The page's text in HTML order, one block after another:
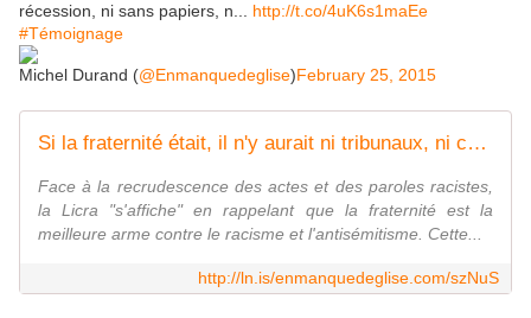
récession, ni sans papiers, n... http://t.co/4uK6s1maEe
#Témoignage
Michel Durand (@Enmanquedeglise)February 25, 2015
Si la fraternité était, il n'y aurait ni tribunaux, ni chômage, ni récession, ni sans papiers, ni sans toit - En manque d'Eglise
Face à la recrudescence des actes et des paroles racistes,
la Licra "s'affiche" en rappelant que la fraternité est la
meilleure arme contre le racisme et l'antisémitisme. Cette...
http://ln.is/enmanquedeglise.com/szNuS